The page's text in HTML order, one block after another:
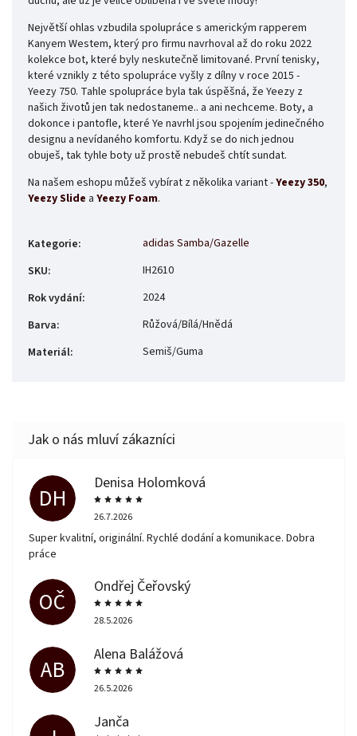
Největší ohlas vzbudila spolupráce s americkým rapperem
Kanyem Westem, který pro firmu navrhoval až do roku 2022
kolekce bot, které byly neskutečně limitované. První tenisky,
které vznikly z této spolupráce vyšly z dílny v roce 2015 -
Yeezy 750. Tahle spolupráce byla tak úspěšná, že Yeezy z
našich životů jen tak nedostaneme.. a ani nechceme. Boty, a
dokonce i pantofle, které Ye navrhl jsou spojením jedinečného
designu a nevídaného komfortu. Když se do nich jednou
obuješ, tak tyhle boty už prostě nebudeš chtít sundat.
Na našem eshopu můžeš vybírat z několika variant -Yeezy 350,
Yeezy Slide a Yeezy Foam.
Kategorie:
adidas Samba/Gazelle
SKU:
IH2610
Rok vydání:
2024
Barva:
Růžová/Bílá/Hnědá
Materiál: Semiš/Guma
DH
Denisa Holomková
26.7.2026
Super kvalitní, originální. Rychlé dodání a komunikace. Dobra
práce
OČ
Ondřej Čeřovský
28.5.2026
AB
Alena Balážová
26.5.2026
Janča